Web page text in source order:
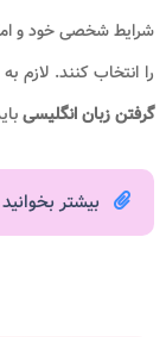
شرایط شخصی خود و
را انتخاب کنند.
گرفتن زبان انگلیسی
بیشتر